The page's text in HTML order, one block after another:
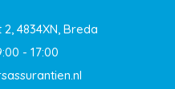
4834XN, Breda
- 17:00